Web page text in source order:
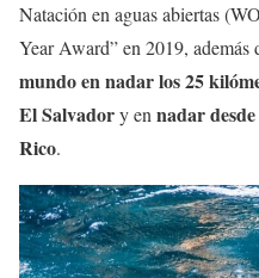
Natación en aguas abiertas
Year Award” en 2019, además
mundo en nadar los 25
El Salvadory ennadar
Rico.